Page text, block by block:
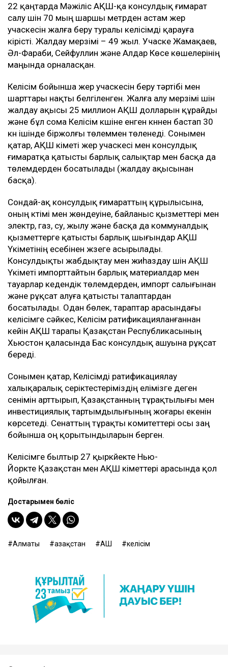
22 қаңтарда Мәжіліс АҚШ-қа консулдық ғимарат
салу үшін 70 мың шаршы метрден астам жер
учаскесін жалға беру туралы келісімді қарауға
кірісті. Жалдау мерзімі – 49 жыл. Учаске Жамақаев,
Әл-Фараби, Сейфуллин және Алдар Көсе көшелерінің
маңында орналасқан.
Келісім бойынша жер учаскесін беру тәртібі мен
шарттары нақты белгіленген. Жалға алу мерзімі үшін
жалдау ақысы 25 миллион АҚШ долларын құрайды
және бұл сома Келісім күшіне енген күннен бастап 30
күн ішінде біржолғы төлеммен төленеді. Сонымен
қатар, АҚШ үкіметі жер учаскесі мен консулдық
ғимаратқа қатысты барлық салықтар мен басқа да
төлемдерден босатылады (жалдау ақысынан
басқа).
Сондай-ақ консулдық ғимараттың құрылысына,
оның күтімі мен жөндеуіне, байланыс қызметтері мен
электр, газ, су, жылу және басқа да коммуналдық
қызметтерге қатысты барлық шығындар АҚШ
Үкіметінің есебінен жүзеге асырылады.
Консулдықты жабдықтау мен жиһаздау үшін АҚШ
Үкіметі импорттайтын барлық материалдар мен
тауарлар кедендік төлемдерден, импорт салығынан
және рұқсат алуға қатысты талаптардан
босатылады. Одан бөлек, тараптар арасындағы
келісімге сәйкес, Келісім ратификацияланғаннан
кейін АҚШ тарапы Қазақстан Республикасының
Хьюстон қаласында Бас консулдық ашуына рұқсат
береді.
Сонымен қатар, Келісімді ратификациялау
халықаралық серіктестеріміздің елімізге деген
сенімін арттырып, Қазақстанның тұрақтылығы мен
инвестициялық тартымдылығының жоғары екенін
көрсетеді. Сенаттың тұрақты комитеттері осы заң
бойынша оң қорытындыларын берген.
Келісімге былтыр 27 қыркүйекте Нью-
Йоркте Қазақстан мен АҚШ үкіметтері арасында қол
қойылған.
Достарыңмен бөліс
Алматы Қазақстан АҚШ келісім